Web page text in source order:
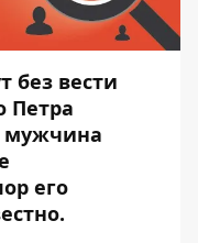
без вести
Петра
мужчина
его